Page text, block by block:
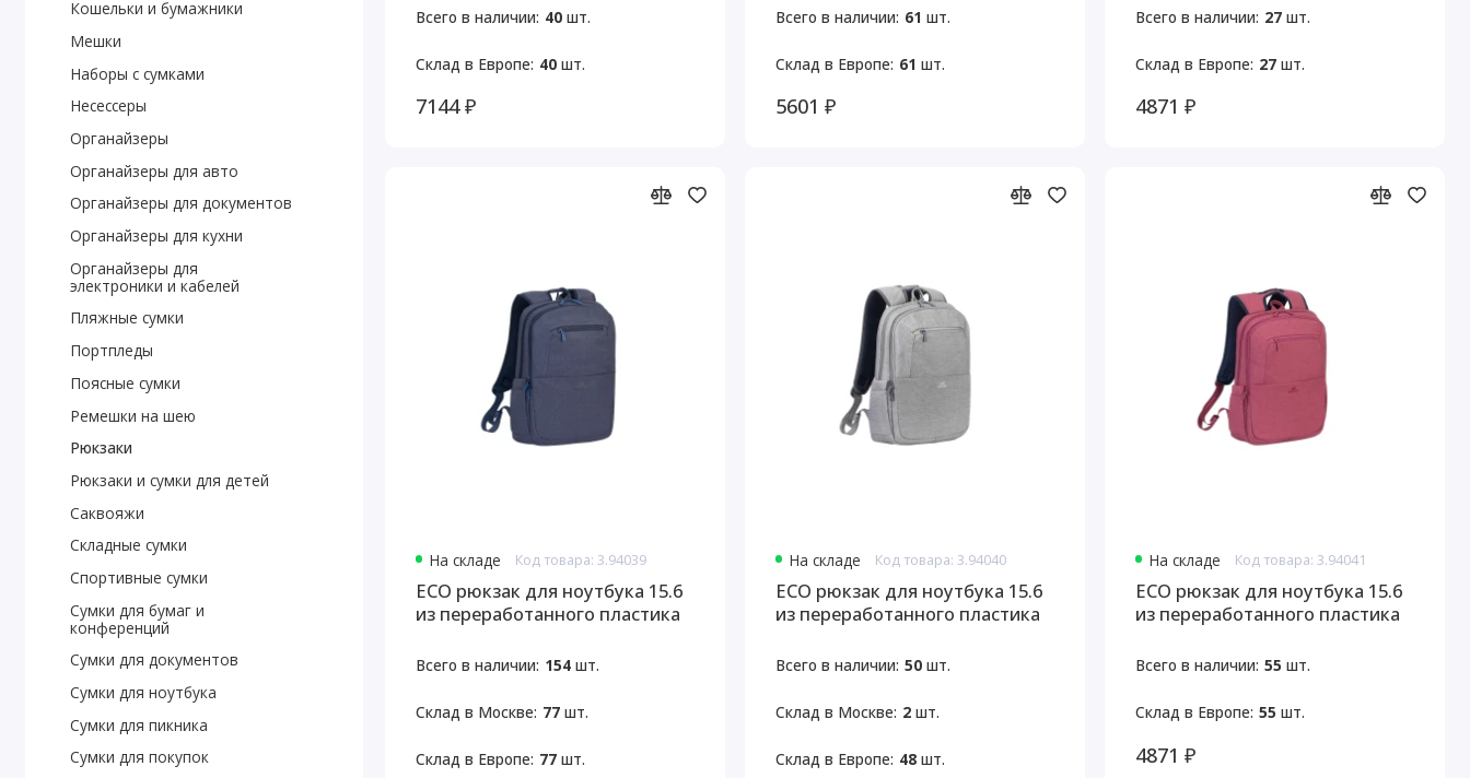
Кошельки и бумажники
Мешки
Наборы с сумками
Несессеры
Органайзеры
Органайзеры для авто
Органайзеры для документов
Органайзеры для кухни
Органайзеры для
электроники и кабелей
Пляжные сумки
Портпледы
Поясные сумки
Ремешки на шею
Рюкзаки
Рюкзаки и сумки для детей
Саквояжи
Складные сумки
Спортивные сумки
Сумки для бумаг и
конференций
Сумки для документов
Сумки для ноутбука
Сумки для пикника
Сумки для покупок
Всего в наличии: 40шт.
Склад в Европе: 40шт.
7144 ₽
Всего в наличии: 61 шт.
Склад в Европе: 61 шт.
5601 ₽
Всего в наличии: 27шт.
Склад в Европе: 27шт.
4871 ₽
На складе Код товара: 3.94039
ECO рюкзак для ноутбука 15.6
из переработанного пластика
Всего в наличии: 154шт.
Склад в Москве: 77шт.
Склад в Европе: 77шт.
На складе Код товара: 3.94040
ECO рюкзак для ноутбука 15.6
из переработанного пластика
Всего в наличии: 50шт.
Склад в Москве: 2шт.
Склад в Европе: 48шт.
На складе Код товара: 3.94041
ECO рюкзак для ноутбука 15.6
из переработанного пластика
Всего в наличии: 55 шт.
Склад в Европе: 55 шт.
4871 ₽